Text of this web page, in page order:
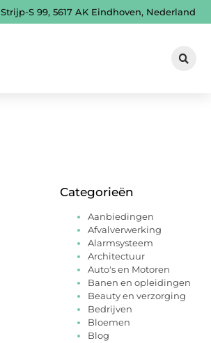
Strijp-S 99, 5617 AK Eindhoven, Nederland
Categorieën
Aanbiedingen
Afvalverwerking
Alarmsysteem
Architectuur
Auto's en Motoren
Banen en opleidingen
Beauty en verzorging
Bedrijven
Bloemen
Blog